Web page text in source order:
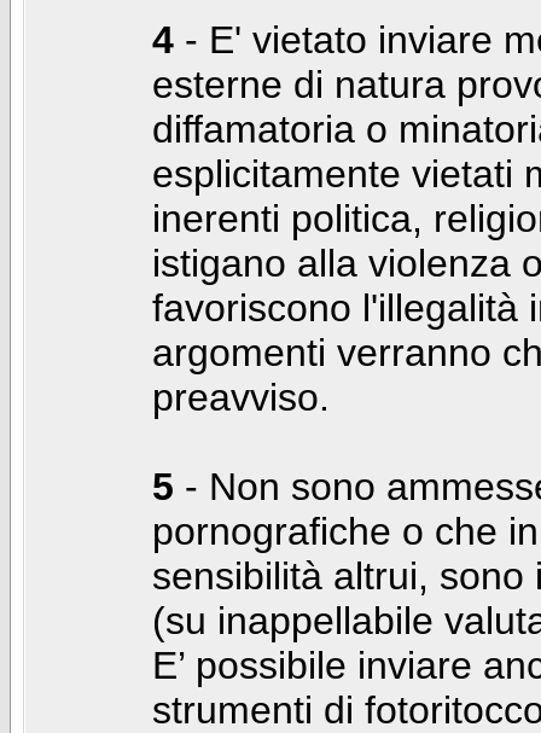
4 - E' vietato inviare
esterne di natura
diffamatoria o
esplicitamente vietati
inerenti politica,
istigano alla violenza
favoriscono l'illegalità
argomenti verranno
preavviso.
5 - Non sono
pornografiche o che
sensibilità altrui,
(su inappellabile
E’ possibile inviare
strumenti di